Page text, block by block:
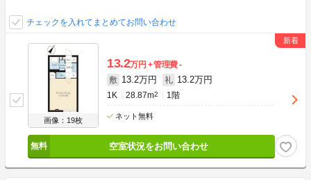
チェックを入れてまとめてお問い合わせ
画像：19枚
13.2万円 管理費-
敷 13.2万円 礼 13.2万円
1K 28.87m2 1階
ネット無料
空室状況をお問い合わせ